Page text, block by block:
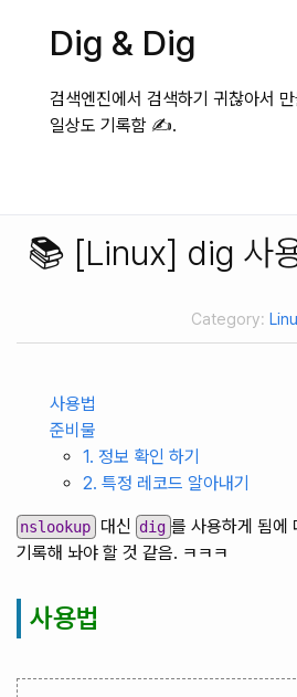
Dig & Dig
검색엔진에서 검색하기 귀찮아서
일상도 기록함 ✍️.
📚 [Linux] dig 사
Category:
사용법
준비물
1. 정보 확인 하기
2. 특정 레코드 알아내기
nslookup 대신 dig 를 사용하게 됨에
기록해 놔야 할 것 같음. ㅋㅋㅋ
사용법